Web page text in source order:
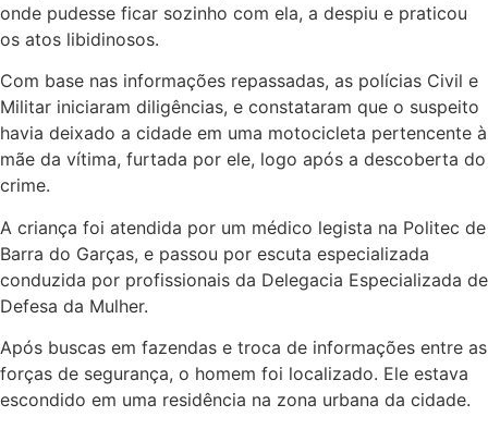
onde pudesse ficar sozinho com ela, a despiu e praticou
os atos libidinosos.
Com base nas informações repassadas, as polícias Civil e
Militar iniciaram diligências, e constataram que o suspeito
havia deixado a cidade em uma motocicleta pertencente à
mãe da vítima, furtada por ele, logo após a descoberta do
crime.
A criança foi atendida por um médico legista na Politec de
Barra do Garças, e passou por escuta especializada
conduzida por profissionais da Delegacia Especializada de
Defesa da Mulher.
Após buscas em fazendas e troca de informações entre as
forças de segurança, o homem foi localizado. Ele estava
escondido em uma residência na zona urbana da cidade.